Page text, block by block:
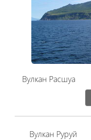
Вулкан Расшуа
Вулкан Руруй